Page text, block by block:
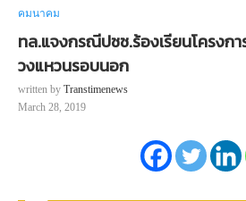
คมนาคม
ทล.แจงกรณีปชช.ร้องเรียนโครงกา
วงแหวนรอบนอก
written by Transtimenews
March 28, 2019